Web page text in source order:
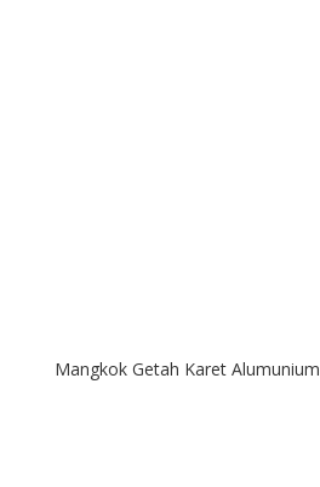
Mangkok Getah Karet Alumunium